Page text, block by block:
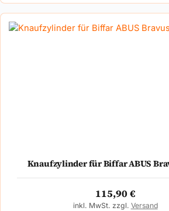
Knaufzylinder für Biffar ABUS
115,90€
inkl. MwSt. zzgl. Versand